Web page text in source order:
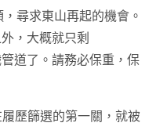
尋求東山再起的機會。
，大概就只剩
道了。請務必保重，保
履歷篩選的第一關，就被